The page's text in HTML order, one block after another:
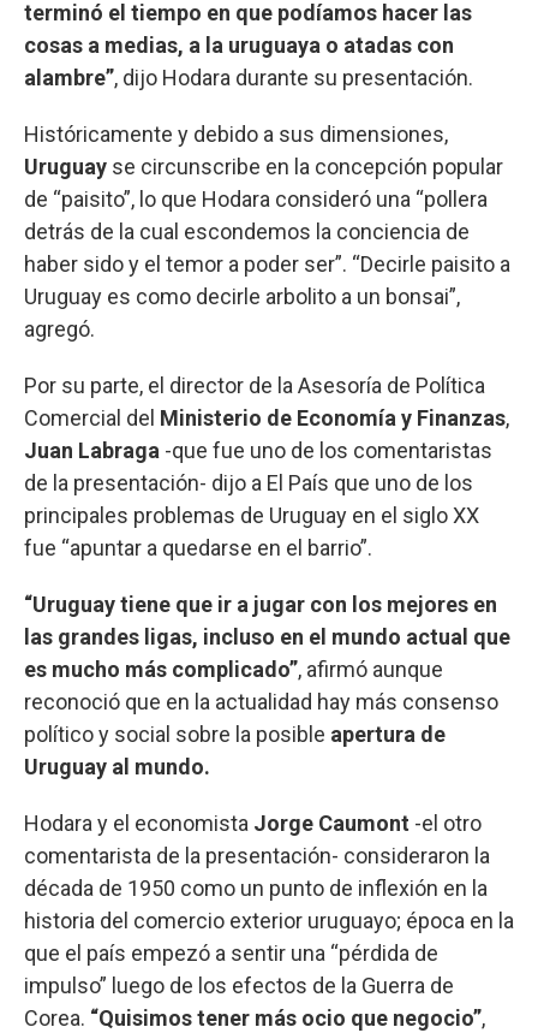
terminó el tiempo en que podíamos hacer las
cosas a medias, a la uruguaya o atadas con
alambre”, dijo Hodara durante su presentación.
Históricamente y debido a sus dimensiones,
Uruguay se circunscribe en la concepción popular
de “paisito”, lo que Hodara consideró una “pollera
detrás de la cual escondemos la conciencia de
haber sido y el temor a poder ser”. “Decirle paisito a
Uruguay es como decirle arbolito a un bonsai”,
agregó.
Por su parte, el director de la Asesoría de Política
Comercial del Ministerio de Economía y Finanzas,
Juan Labraga -que fue uno de los comentaristas
de la presentación- dijo a El País que uno de los
principales problemas de Uruguay en el siglo XX
fue “apuntar a quedarse en el barrio”.
“Uruguay tiene que ir a jugar con los mejores en
las grandes ligas, incluso en el mundo actual que
es mucho más complicado”, afirmó aunque
reconoció que en la actualidad hay más consenso
político y social sobre la posible apertura de
Uruguay al mundo.
Hodara y el economista Jorge Caumont -el otro
comentarista de la presentación- consideraron la
década de 1950 como un punto de inflexión en la
historia del comercio exterior uruguayo; época en la
que el país empezó a sentir una “pérdida de
impulso” luego de los efectos de la Guerra de
Corea. “Quisimos tener más ocio que negocio”,